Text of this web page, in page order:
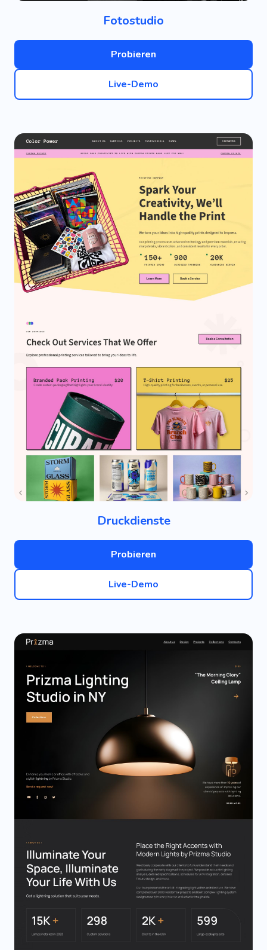
Fotostudio
Probieren
Live-Demo
Druckdienste
Probieren
Live-Demo